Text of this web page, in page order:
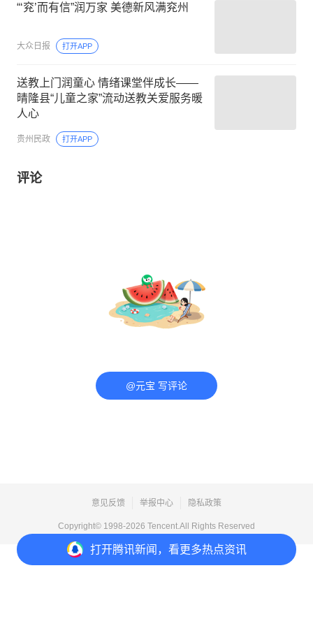
打开腾讯新闻，看更多热点资讯
“‘兖’而有信”润万家 美德新风满兖州
大众日报 打开APP
送教上门润童心 情绪课堂伴成长——
晴隆县“儿童之家”流动送教关爱服务暖
人心
贵州民政 打开APP
评论
@元宝 写评论
意见反馈 举报中心 隐私政策
Copyright© 1998-2026 Tencent.All Rights Reserved